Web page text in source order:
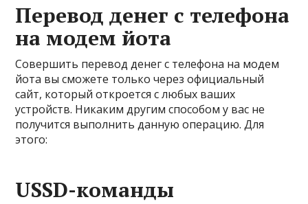
Перевод денег с телефона
на модем йота
Совершить перевод денег с телефона на модем
йота вы сможете только через официальный
сайт, который откроется с любых ваших
устройств. Никаким другим способом у вас не
получится выполнить данную операцию. Для
этого:
USSD-команды